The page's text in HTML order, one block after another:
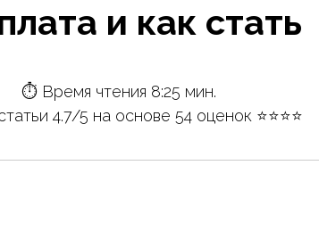
и как стать
⏱ Время чтения 8:25 мин.
4.7/5 на основе 54 оценок ⭐️⭐️⭐️⭐️